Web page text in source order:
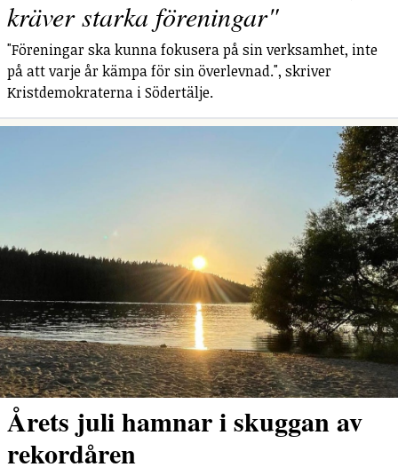
kräver starka föreningar"
"Föreningar ska kunna fokusera på sin verksamhet, inte
på att varje år kämpa för sin överlevnad.", skriver
Kristdemokraterna i Södertälje.
Årets juli hamnar i skuggan av
rekordåren